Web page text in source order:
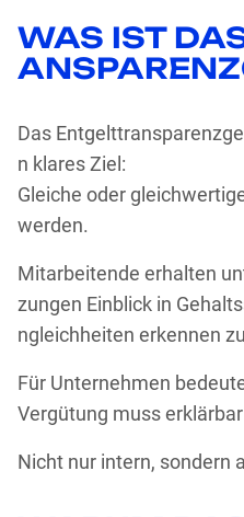
WAS IST
Das
n klares Ziel:
Gleiche oder
werden.
Mitarbeitende erhalten
zungen Einblick in
ngleichheiten erkennen
Für Unternehmen
Vergütung muss
Nicht nur intern, sondern